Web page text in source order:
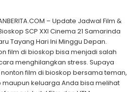
– Update Jadwal Film &
SCP XXI Cinema 21 Samarinda
Tayang Hari Ini Minggu Depan.
film di bioskop bisa menjadi salah
menghilangkan stress. Supaya
film di bioskop bersama teman,
maupun keluarga Anda bisa melihat